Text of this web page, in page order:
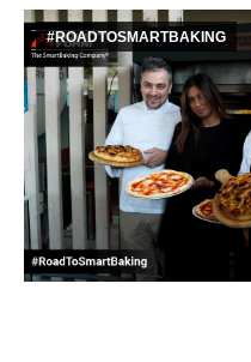
#ROADTOSMARTBAKING